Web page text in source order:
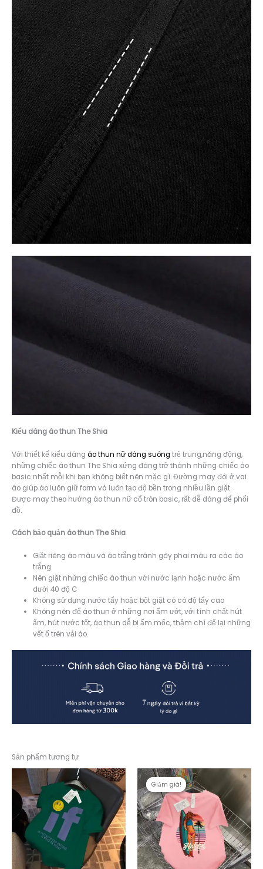
Kiểu dáng áo thun The Shia
Với thiết kế kiểu dáng áo thun nữ dáng suông trẻ trung,năng động,
những chiếc áo thun The Shia xứng đáng trở thành những chiếc áo
basic nhất mỗi khi bạn không biết nên mặc gì. Đường may đôi ở vai
áo giúp áo luôn giữ form và luôn tạo độ bền trong nhiều lần giặt.
Được may theo hướng áo thun nữ cổ tròn basic, rất dễ dàng để phối
đồ.
Cách bảo quản áo thun The Shia
Giặt riêng áo màu và áo trắng tránh gây phai màu ra các áo
trắng
Nên giặt những chiếc áo thun với nước lạnh hoặc nước ấm
dưới 40 độ C
Không sử dụng nước tẩy hoặc bột giặt có có độ tẩy cao
Không nên để áo thun ở những nơi ẩm ướt, với tính chất hút
ẩm, hút nước tốt, áo thun dễ bị ẩm mốc, thậm chí để lại những
vết ố trên vải áo.
Sản phẩm tương tự
Giảm giá!
Giảm giá!